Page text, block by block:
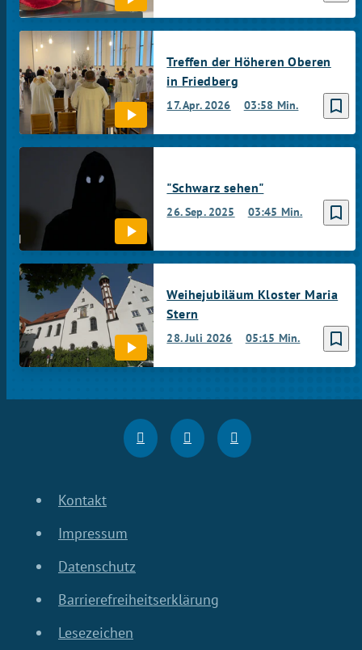
bookmark_border
17. Apr. 2026 03:58 Min.
Treffen der Höheren Oberen
in Friedberg
bookmark_border
26. Sep. 2025 03:45 Min.
"Schwarz sehen"
bookmark_border
28. Juli 2026 05:15 Min.
Weihejubiläum Kloster Maria
Stern
Kontakt
Impressum
Datenschutz
Barrierefreiheitserklärung
Lesezeichen